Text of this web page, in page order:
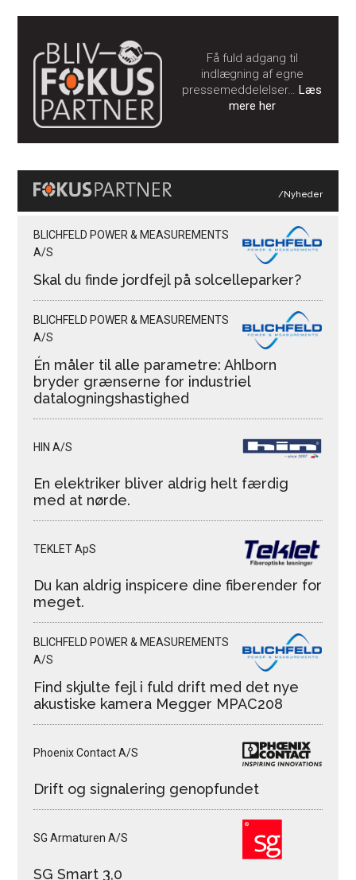
Få fuld adgang til
indlægning af egne
pressemeddelelser…Læs
mere her
/Nyheder
BLICHFELD POWER & MEASUREMENTS
A/S
Skal du finde jordfejl på solcelleparker?
BLICHFELD POWER & MEASUREMENTS
A/S
Én måler til alle parametre: Ahlborn
bryder grænserne for industriel
datalogningshastighed
HIN A/S
En elektriker bliver aldrig helt færdig
med at nørde.
TEKLET ApS
Du kan aldrig inspicere dine fiberender for
meget.
BLICHFELD POWER & MEASUREMENTS
A/S
Find skjulte fejl i fuld drift med det nye
akustiske kamera Megger MPAC208
Phoenix Contact A/S
Drift og signalering genopfundet
SG Armaturen A/S
SG Smart 3,0